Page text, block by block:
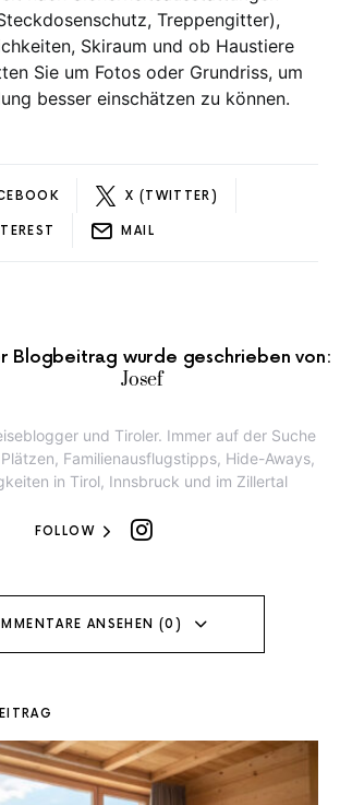
Treppengitter),
Skiraum und ob Haustiere
Sie um Fotos oder Grundriss, um
besser einschätzen zu können.
X (TWITTER)
MAIL
Blogbeitrag wurde geschrieben von:
Josef
und Tiroler. Immer auf der Suche
Familienausflugstipps, Hide-Aways,
in Tirol, Innsbruck und im Zillertal
FOLLOW
ANSEHEN (0)